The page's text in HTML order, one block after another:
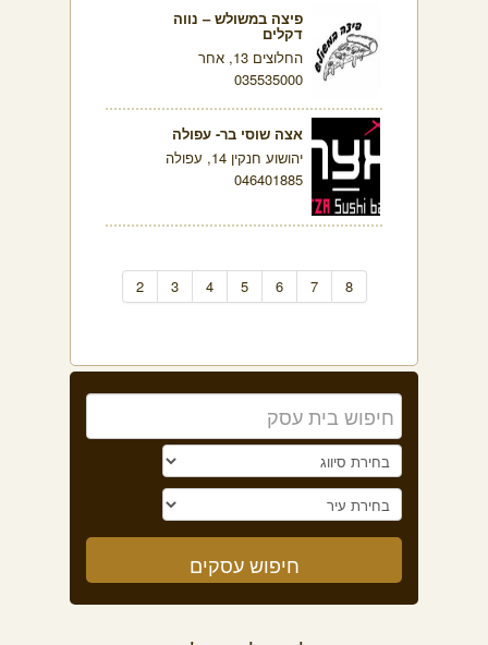
פיצה במשולש – נווה
דקלים
החלוצים 13, אחר
035535000
אצה שוסי בר- עפולה
יהושוע חנקין 14, עפולה
046401885
2 3 4 5 6 7 8